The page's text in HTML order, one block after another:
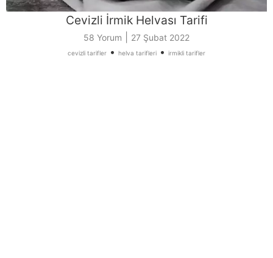
Cevizli İrmik Helvası Tarifi
58 Yorum 27 Şubat 2022
cevizli tarifler • helva tarifleri • irmikli tarifler